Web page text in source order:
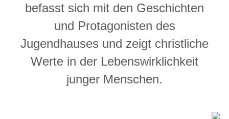
befasst sich mit den Geschichten
und Protagonisten des
Jugendhauses und zeigt christliche
Werte in der Lebenswirklichkeit
junger Menschen.